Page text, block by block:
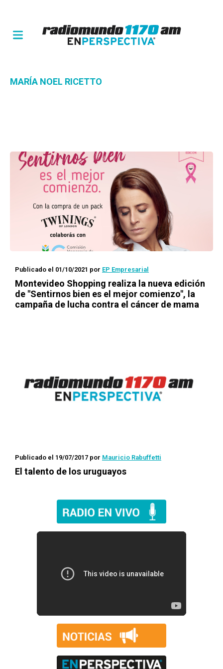
MARÍA NOEL RICETTO
Publicado el 01/10/2021 por EP Empresarial
Montevideo Shopping realiza la nueva edición
de "Sentirnos bien es el mejor comienzo", la
campaña de lucha contra el cáncer de mama
Publicado el 19/07/2017 por Mauricio Rabuffetti
El talento de los uruguayos